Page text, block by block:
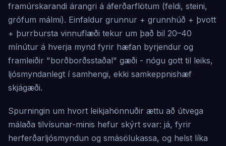
framúrskarandi árangri á áferðarflötum (feldi, steini,
grófum málmi). Einfaldur grunnur + grunnhúð + þvott
+ þurrbursta vinnuflæði tekur um það bil 20–40
mínútur á hverja mynd fyrir hæfan byrjendur og
framleiðir "borðborðsstaðal" gæði - nógu gott til leiks,
ljósmyndanlegt í samhengi, ekki samkeppnishæf
skjágæði.
Spurningin um hvort leikjahönnuðir ættu að útvega
málaða tilvísunar-minis hefur skýrt svar: já, fyrir
herferðarljósmyndun og smásölukassa, og helst líka